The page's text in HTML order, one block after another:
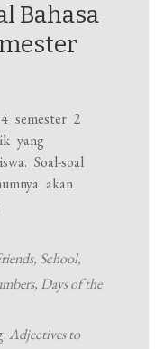
Bahasa
semester 2
yang
Soal-soal
akan
School,
Days of the
Adjectives to